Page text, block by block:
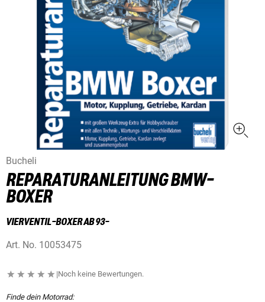
Bucheli
REPARATURANLEITUNG BMW-
BOXER
VIERVENTIL-BOXER AB 93-
Art. No. 10053475
|Noch keine Bewertungen.
Finde dein Motorrad: